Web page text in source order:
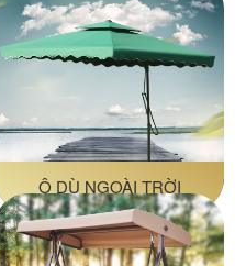
Ô DÙ NGOÀI TRỜI